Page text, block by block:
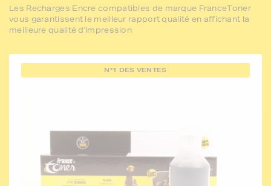
Les Recharges Encre compatibles de marque FranceToner
vous garantissent le meilleur rapport qualité en affichant la
meilleure qualité d'impression
N°1 DES VENTES